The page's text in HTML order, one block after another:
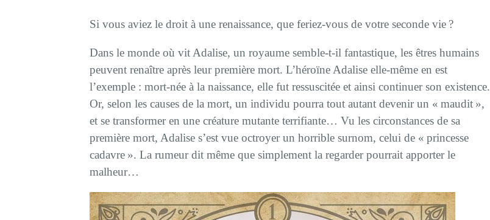
Si vous aviez le droit à une renaissance, que feriez-vous de votre seconde vie ?
Dans le monde où vit Adalise, un royaume semble-t-il fantastique, les êtres humains
peuvent renaître après leur première mort. L’héroïne Adalise elle-même en est
l’exemple : mort-née à la naissance, elle fut ressuscitée et ainsi continuer son existence.
Or, selon les causes de la mort, un individu pourra tout autant devenir un « maudit »,
et se transformer en une créature mutante terrifiante… Vu les circonstances de sa
première mort, Adalise s’est vue octroyer un horrible surnom, celui de « princesse
cadavre ». La rumeur dit même que simplement la regarder pourrait apporter le
malheur…